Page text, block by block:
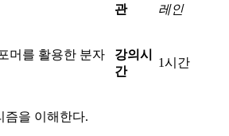
관
레인
머를 활용한 분자
강의시
간
1시간
즘을 이해한다.